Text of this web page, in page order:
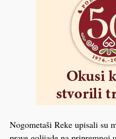
Nogometaši Reke upisali su